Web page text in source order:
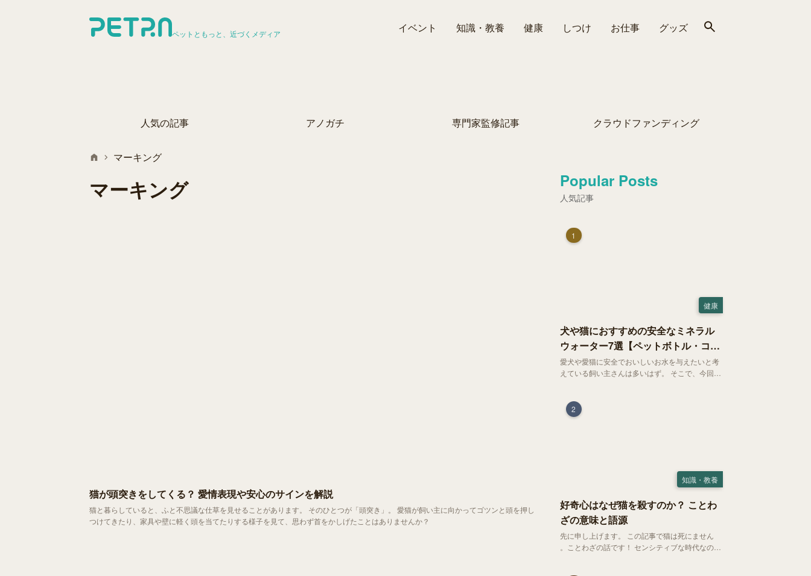
ペットともっと、近づくメディア イベント 知識・教養 健康 しつけ お仕事 グッズ
人気の記事 アノガチ 専門家監修記事 クラウドファンディング
マーキング
マーキング
猫が頭突きをしてくる？ 愛情表現や安心のサインを解説
猫と暮らしていると、ふと不思議な仕草を見せることがあります。 そのひとつが「頭突き」。 愛猫が飼い主に向かってゴツンと頭を押し
つけてきたり、家具や壁に軽く頭を当てたりする様子を見て、思わず首をかしげたことはありませんか？
Popular Posts
人気記事
1
健康
犬や猫におすすめの安全なミネラル
ウォーター7選【ペットボトル・コン
ビニ対応】
愛犬や愛猫に安全でおいしいお水を与えたいと考
えている飼い主さんは多いはず。 そこで、今回は
おすすめなものを厳選してご紹介します！
2
知識・教養
好奇心はなぜ猫を殺すのか？ ことわ
ざの意味と語源
先に申し上げます。 この記事で猫は死にません
。ことわざの話です！ センシティブな時代なので